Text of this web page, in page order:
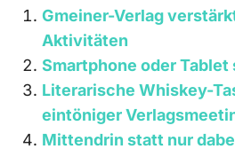
Gmeiner-Verlag
Aktivitäten
Smartphone oder
Literarische Whiskey-
eintöniger
Mittendrin statt nur